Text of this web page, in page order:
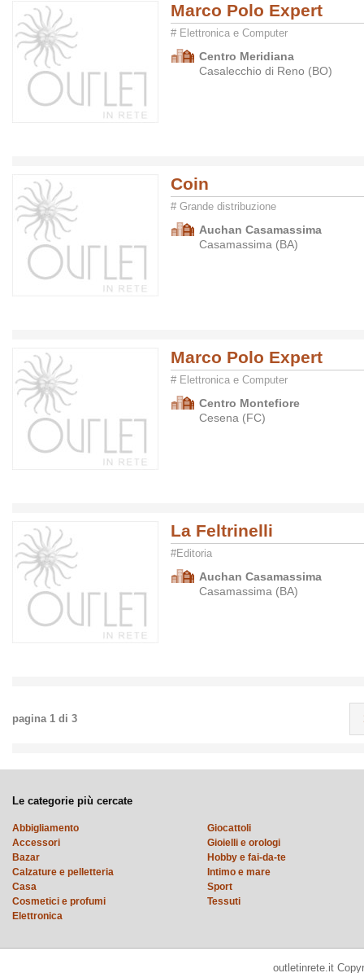
Marco Polo Expert
# Elettronica e Computer
Centro Meridiana
Casalecchio di Reno (BO)
Coin
# Grande distribuzione
Auchan Casamassima
Casamassima (BA)
Marco Polo Expert
# Elettronica e Computer
Centro Montefiore
Cesena (FC)
La Feltrinelli
#Editoria
Auchan Casamassima
Casamassima (BA)
pagina 1 di 3
Le categorie più cercate
Abbigliamento
Accessori
Bazar
Calzature e pelletteria
Casa
Cosmetici e profumi
Elettronica
Giocattoli
Gioielli e orologi
Hobby e fai-da-te
Intimo e mare
Sport
Tessuti
outletinrete.it